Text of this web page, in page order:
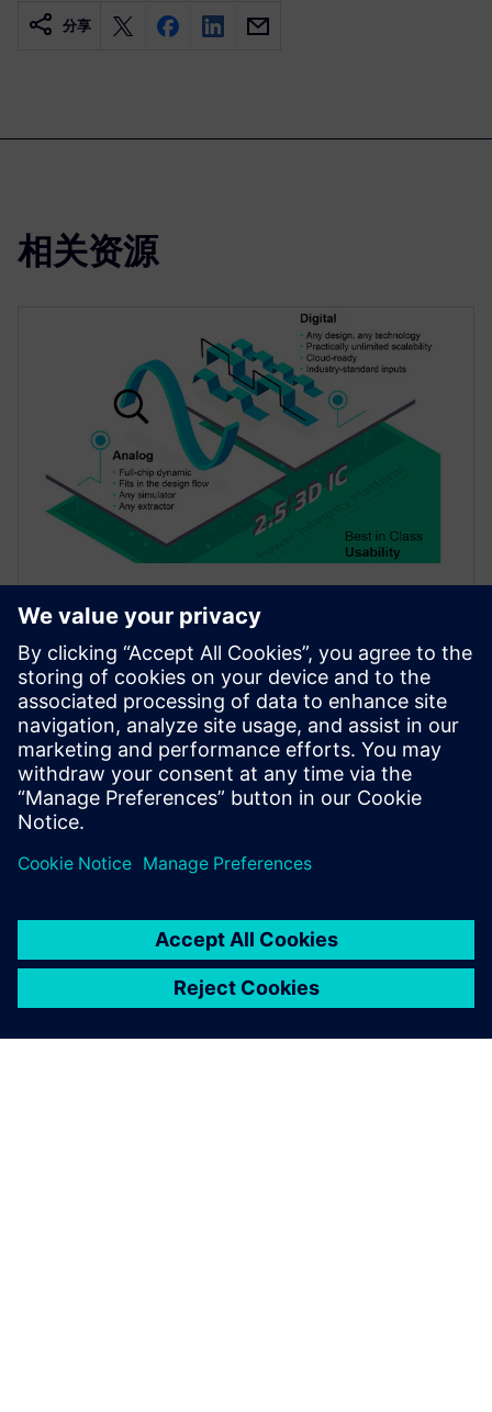
分享
相关资源
为任何规模的完整设计提供不折不
扣的电源完整性
电源完整性分析用于评估电路，确定其在实现后能否
提供符合设计／预期的性能和可靠性。mPower 工具
集为所有规模的完整设计提供电源完整性分析。